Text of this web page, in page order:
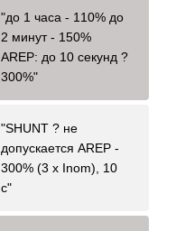
"до 1 часа - 110% до
2 минут - 150%
AREP: до 10 секунд ?
300%"
"SHUNT ? не
допускается AREP -
300% (3 х Inom), 10
с"